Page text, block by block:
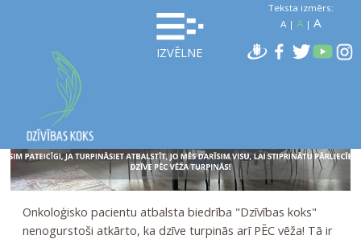
IZVĒLNE
Teksta izmērs:
A| A| A
Onkoloģisko pacientu atbalsta biedrība "Dzīvības koks"
nenogurstoši atkārto, ka dzīve turpinās arī PĒC vēža! Tā ir